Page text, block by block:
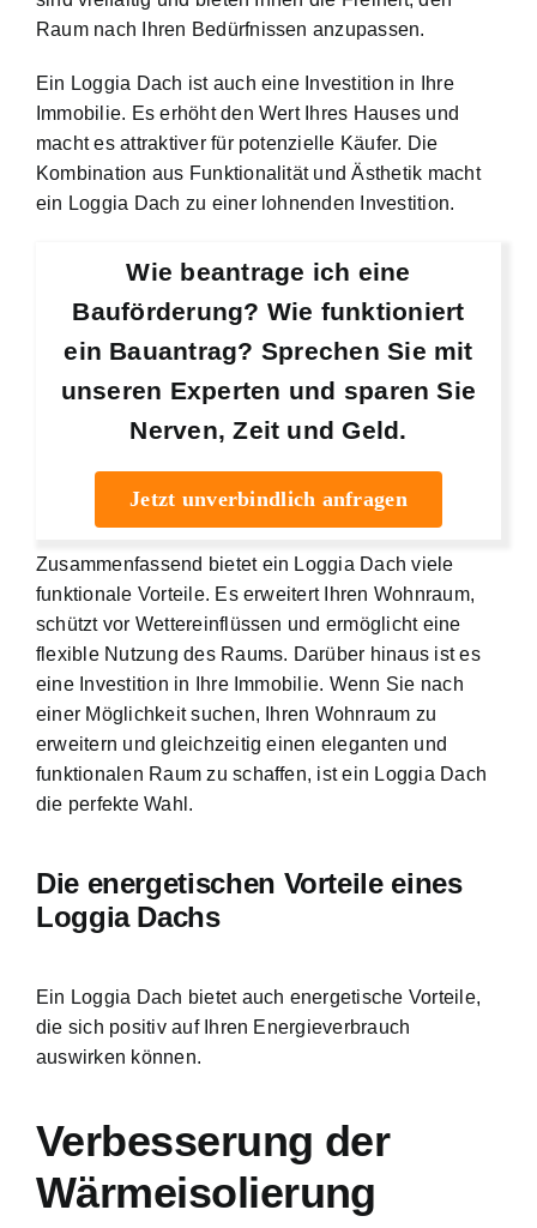
Raum nach Ihren Bedürfnissen anzupassen.
Ein Loggia Dach ist auch eine Investition in Ihre
Immobilie. Es erhöht den Wert Ihres Hauses und
macht es attraktiver für potenzielle Käufer. Die
Kombination aus Funktionalität und Ästhetik macht
ein Loggia Dach zu einer lohnenden Investition.
Wie beantrage ich eine
Bauförderung? Wie funktioniert
ein Bauantrag? Sprechen Sie mit
unseren Experten und sparen Sie
Nerven, Zeit und Geld.
Jetzt unverbindlich anfragen
Zusammenfassend bietet ein Loggia Dach viele
funktionale Vorteile. Es erweitert Ihren Wohnraum,
schützt vor Wettereinflüssen und ermöglicht eine
flexible Nutzung des Raums. Darüber hinaus ist es
eine Investition in Ihre Immobilie. Wenn Sie nach
einer Möglichkeit suchen, Ihren Wohnraum zu
erweitern und gleichzeitig einen eleganten und
funktionalen Raum zu schaffen, ist ein Loggia Dach
die perfekte Wahl.
Die energetischen Vorteile eines
Loggia Dachs
Ein Loggia Dach bietet auch energetische Vorteile,
die sich positiv auf Ihren Energieverbrauch
auswirken können.
Verbesserung der
Wärmeisolierung